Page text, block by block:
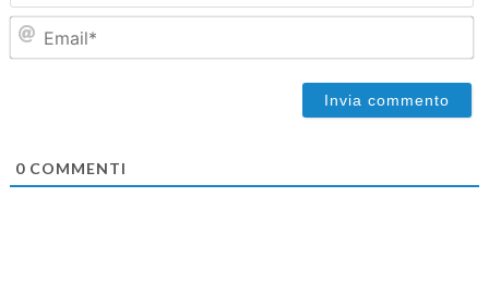
0COMMENTI